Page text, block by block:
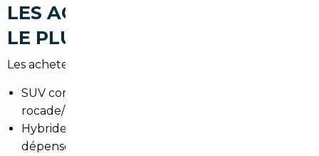
LES ACHETEURS RECHERCHENT
LE PLUS À LE TAILLAN-MÉDOC
Les acheteurs du secteur privilégient :
SUV compacts pour la famille et les trajets
rocade/Bordeaux.
Hybrides et petites électriques pour réduire les
dépenses en ville.